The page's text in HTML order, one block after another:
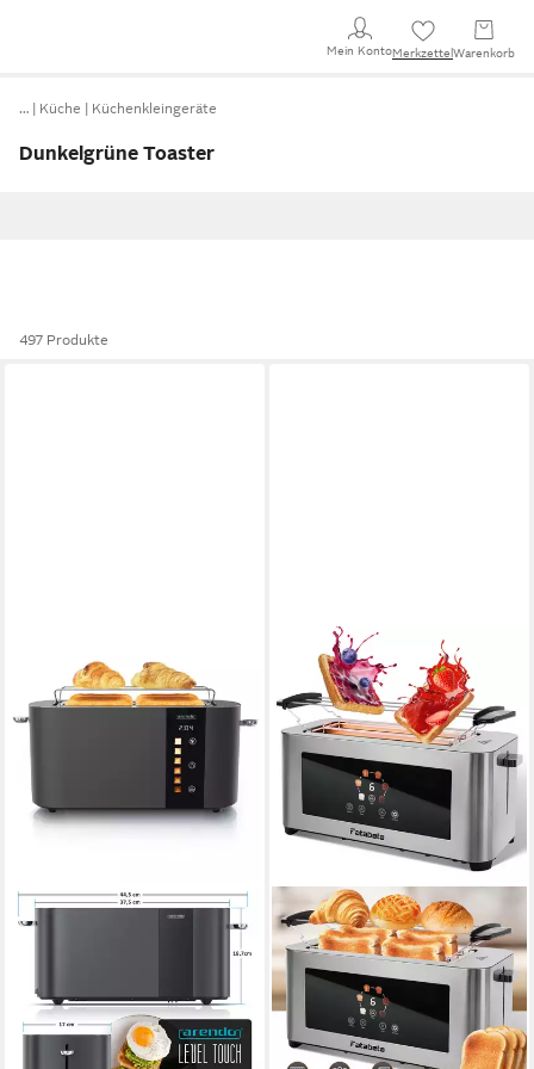
Mein KontoMerkzettel Warenkorb
… Küche Küchenkleingeräte
Dunkelgrüne Toaster
497 Produkte